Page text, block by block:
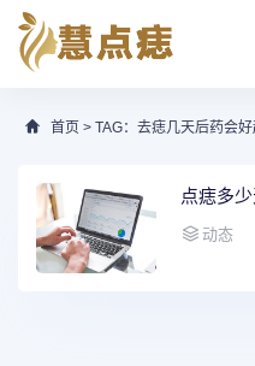
首页 > TAG：去痣几天后药会
点痣多
动态